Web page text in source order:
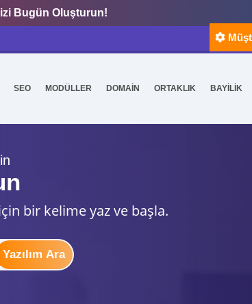
Bugün Oluşturun!
SEO MODÜLLER DOMAİN ORTAKLIK BAYİLİK
bir kelime yaz ve başla.
Yazılım Ara